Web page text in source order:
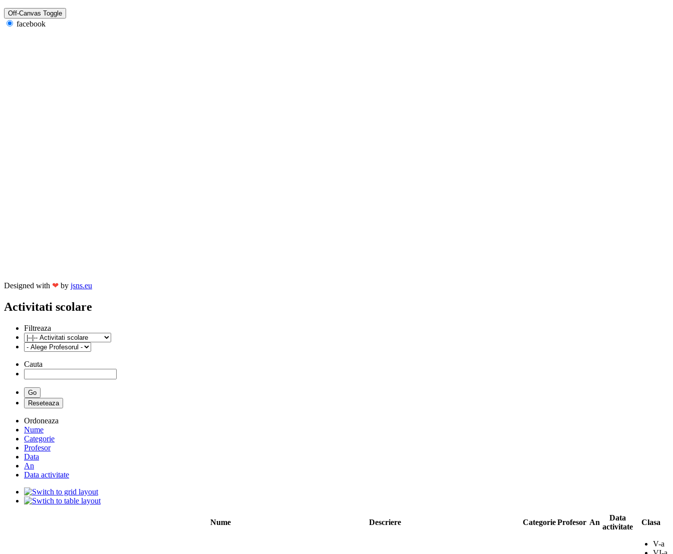
Off-Canvas Toggle
facebook
Designed with ❤ by jsns.eu
Activitati scolare
Filtreaza
Cauta
Ordoneaza
Nume
Categorie
Profesor
Data
An
Data activitate
Nume Descriere Categorie Profesor An
Data
activitate
Clasa
V-a